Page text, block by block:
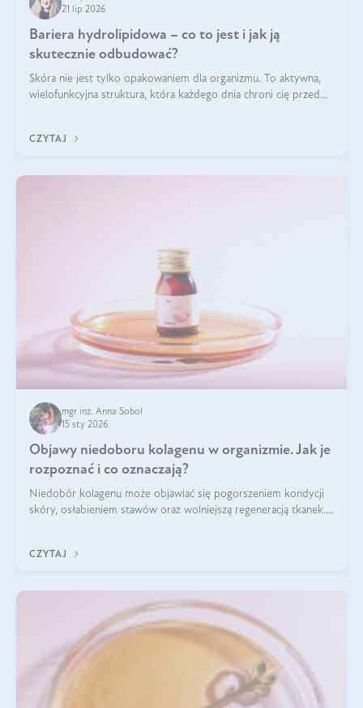
21 lip 2026
Bariera hydrolipidowa – co to jest i jak ją
skutecznie odbudować?
Skóra nie jest tylko opakowaniem dla organizmu. To aktywna,
wielofunkcyjna struktura, która każdego dnia chroni cię przed
bariera hydrolipidowa.
CZYTAJ
mgr inż. Anna Sobol
15 sty 2026
Objawy niedoboru kolagenu w organizmie. Jak je
rozpoznać i co oznaczają?
Niedobór kolagenu może objawiać się pogorszeniem kondycji
skóry, osłabieniem stawów oraz wolniejszą regeneracją tkanek.
osłabienie włosów.
CZYTAJ